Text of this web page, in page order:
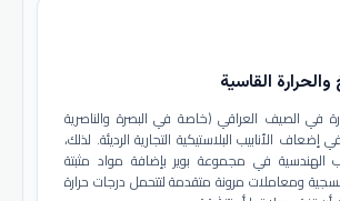
القاسية
في الصيف العراقي (خاصة في البصرة والناصرية
الأنابيب البلاستيكية التجارية الرديئة. لذلك،
الهندسية في مجموعة بوير بإضافة مواد مثبتة
ومعاملات مرونة متقدمة لتتحمل درجات حرارة